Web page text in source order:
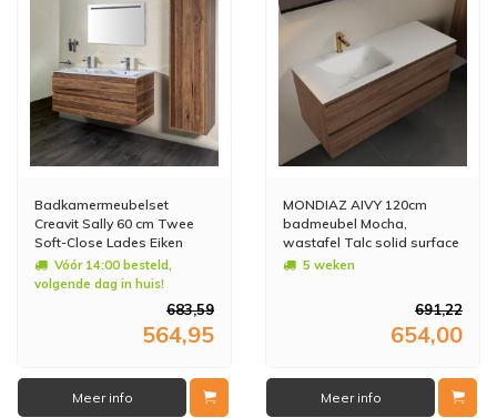
Badkamermeubelset
Creavit Sally 60 cm Twee
Soft-Close Lades Eiken
Vóór 14:00 besteld,
volgende dag in huis!
683,59
564,95
Meer info
MONDIAZ AIVY 120cm
badmeubel Mocha,
wastafel Talc solid surface
links 1 kraangat (AI-
5 weken
691,22
654,00
Meer info